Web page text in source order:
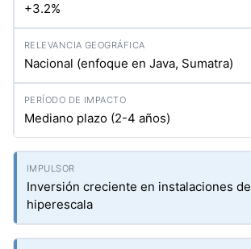
+3.2%
Nacional (enfoque en Java, Sumatra)
Mediano plazo (2-4 años)
Inversión creciente en instalaciones de
hiperescala